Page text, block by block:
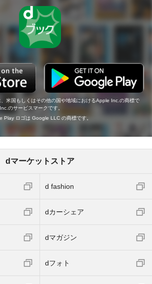
米国もしくはその他の国や地域におけるApple Inc.の商標で
のサービスマークです。
Play ロゴは Google LLC の商標です。
dマーケットストア
d fashion
dカーシェア
dマガジン
dフォト